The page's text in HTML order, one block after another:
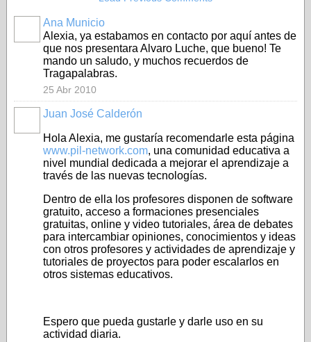
Ana Municio
Alexia, ya estabamos en contacto por aquí antes de
que nos presentara Alvaro Luche, que bueno! Te
mando un saludo, y muchos recuerdos de
Tragapalabras.
25 Abr 2010
Juan José Calderón
Hola Alexia, me gustaría recomendarle esta página
www.pil-network.com, una comunidad educativa a
nivel mundial dedicada a mejorar el aprendizaje a
través de las nuevas tecnologías.
Dentro de ella los profesores disponen de software
gratuito, acceso a formaciones presenciales
gratuitas, online y video tutoriales, área de debates
para intercambiar opiniones, conocimientos y ideas
con otros profesores y actividades de aprendizaje y
tutoriales de proyectos para poder escalarlos en
otros sistemas educativos.
Espero que pueda gustarle y darle uso en su
actividad diaria.